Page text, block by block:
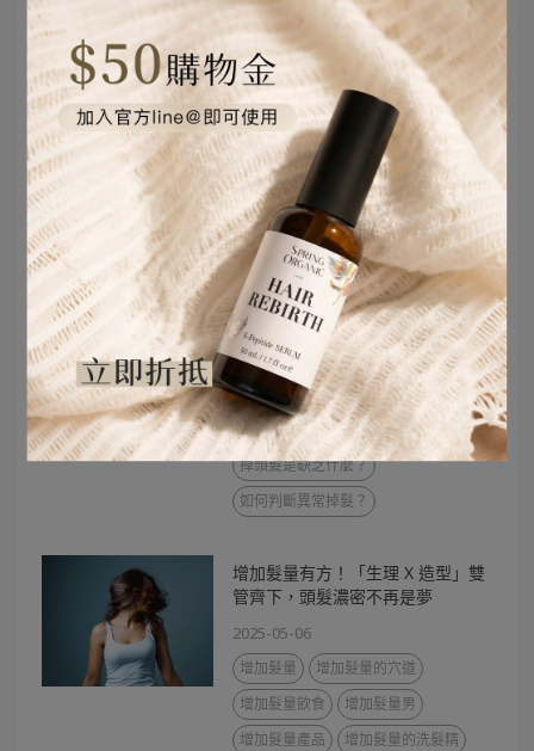
臉頰下垂醫美
臉部
吃什麼
臉部下垂按摩
為什麼臉頰會下垂？
臉頰肉怎麼減？
如何判斷臉部下垂？
臉部下垂做什麼醫美？
女生常忽略掉髮原因，原來每天都
在做5種傷頭皮的行為和髮型
2025-08-17
每天掉髮多少算正常？
掉髮原因女性
頭髮一直掉的原因
頭髮一直掉怎麼辦
什麼原因一直掉髮？
掉頭髮是缺乏什麼？
如何判斷異常掉髮？
增加髮量有方！「生理 X 造型」雙
管齊下，頭髮濃密不再是夢
2025-05-06
增加髮量
增加髮量的穴道
增加髮量飲食
增加髮量男
增加髮量產品
增加髮量的洗髮精